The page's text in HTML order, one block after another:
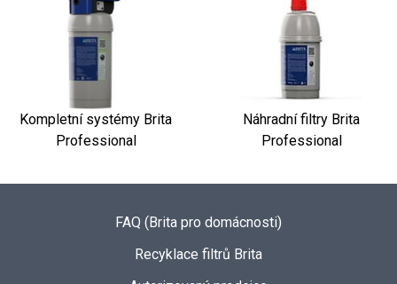
Kompletní systémy Brita
Professional
Náhradní filtry Brita
Professional
FAQ (Brita pro domácnosti)
Recyklace filtrů Brita